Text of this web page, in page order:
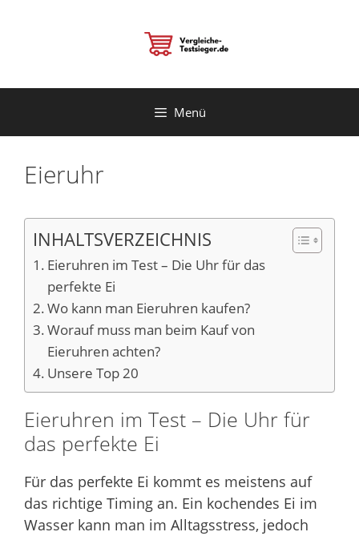
Menü
Eieruhr
INHALTSVERZEICHNIS
Eieruhren im Test – Die Uhr für das
perfekte Ei
Wo kann man Eieruhren kaufen?
Worauf muss man beim Kauf von
Eieruhren achten?
Unsere Top 20
Eieruhren im Test – Die Uhr für
das perfekte Ei
Für das perfekte Ei kommt es meistens auf
das richtige Timing an. Ein kochendes Ei im
Wasser kann man im Alltagsstress, jedoch